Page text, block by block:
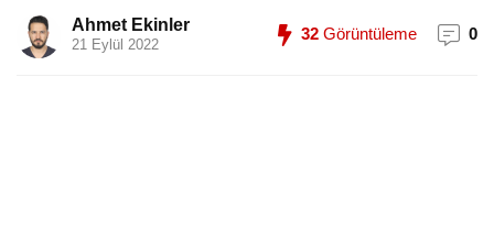
Ahmet Ekinler
21 Eylül 2022
32 Görüntüleme 0